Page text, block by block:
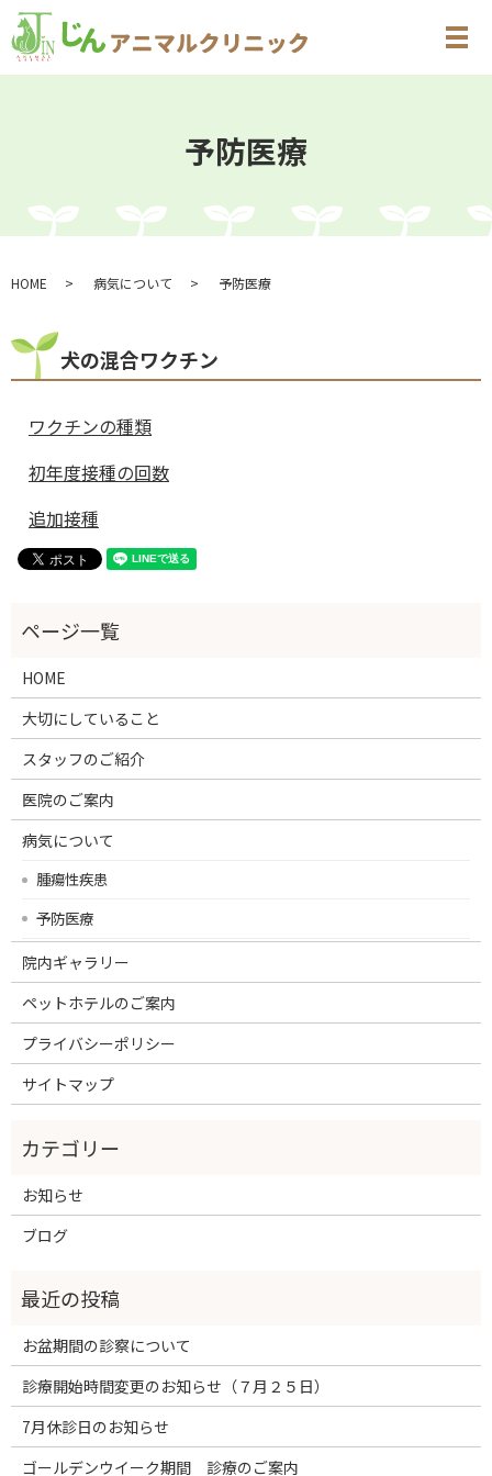
メ
予防医療
HOME 病気について 予防医療
犬の混合ワクチン
ワクチンの種類
初年度接種の回数
追加接種
HOME
大切にしていること
スタッフのご紹介
医院のご案内
病気について
腫瘍性疾患
予防医療
院内ギャラリー
ペットホテルのご案内
プライバシーポリシー
サイトマップ
お知らせ
ブログ
お盆期間の診察について
診療開始時間変更のお知らせ（７月２５日）
7月休診日のお知らせ
ゴールデンウイーク期間 診療のご案内